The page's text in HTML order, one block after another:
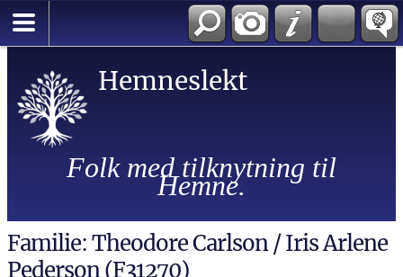
Hemneslekt
Folk med tilknytning til
Hemne.
Familie: Theodore Carlson / Iris Arlene
Pederson (F31270)